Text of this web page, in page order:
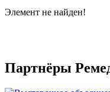
Элемент не найден!
Партнёры